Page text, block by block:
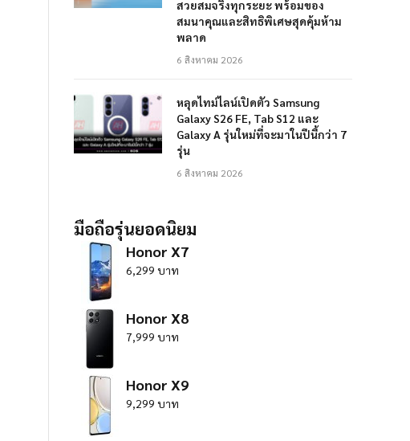
สวยสมจริงทุกระยะ พร้อมของ
สมนาคุณและสิทธิพิเศษสุดคุ้มห้าม
พลาด
6 สิงหาคม 2026
หลุดไทม์ไลน์เปิดตัว Samsung
Galaxy S26 FE, Tab S12 และ
Galaxy A รุ่นใหม่ที่จะมาในปีนี้กว่า 7
รุ่น
6 สิงหาคม 2026
มือถือรุ่นยอดนิยม
Honor X7
6,299 บาท
Honor X8
7,999 บาท
Honor X9
9,299 บาท